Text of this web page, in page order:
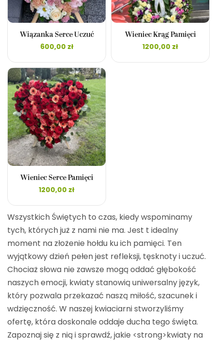
Wszystkich Świętych to czas, kiedy wspominamy
tych, których już z nami nie ma. Jest t idealny
moment na złożenie hołdu ku ich pamięci. Ten
wyjątkowy dzień pełen jest refleksji, tęsknoty i uczuć.
Chociaż słowa nie zawsze mogą oddać głębokość
naszych emocji, kwiaty stanowią uniwersalny język,
który pozwala przekazać naszą miłość, szacunek i
wdzięczność. W naszej kwiaciarni stworzyliśmy
ofertę, która doskonale oddaje ducha tego święta.
Zapoznaj się z nią i sprawdź, jakie <strong>kwiaty na
Wiązanka Serce Uczuć
600,00 zł
Wieniec Krąg Pamięci
1200,00 zł
Wieniec Serce Pamięci
1200,00 zł